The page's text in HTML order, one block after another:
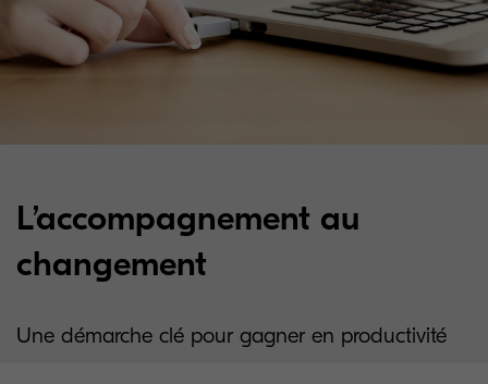
L’accompagnement au
changement
Une démarche clé pour gagner en productivité